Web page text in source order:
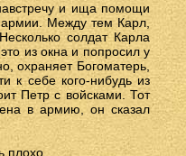
и ища помощи
армии. Между тем Карл,
солдат Карла
из окна и попросил у
охраняет Богоматерь,
к себе кого-нибудь из
Петр с войсками. Тот
в армию, он сказал
плохо.